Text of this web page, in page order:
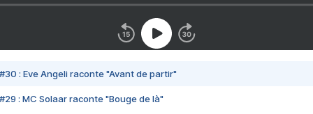
#30 : Eve Angeli raconte "Avant de partir"
#29 : MC Solaar raconte "Bouge de là"